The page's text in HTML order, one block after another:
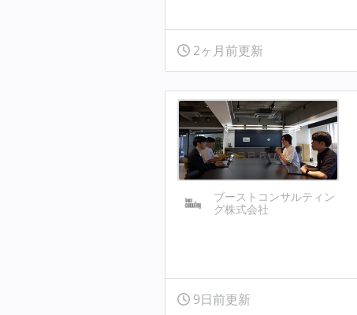
2ヶ月前更新
ブーストコンサルティン
グ株式会社
9日前更新